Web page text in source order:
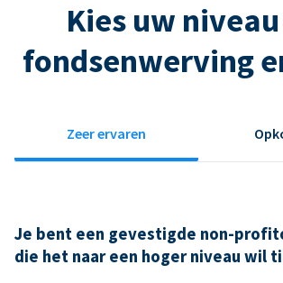
Kies uw
fondsenwerving
Zeer ervaren
Je bent een gevestigde non-
die het naar een hoger niveau wil